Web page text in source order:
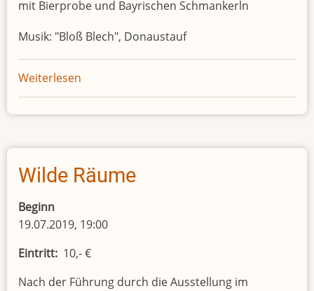
mit Bierprobe und Bayrischen Schmankerln
Musik: "Bloß Blech", Donaustauf
Weiterlesen
Kulinarisch-
literarischer
"Buch
und
Bier"
Wilde Räume
Beginn
19.07.2019, 19:00
Eintritt 10,- €
Nach der Führung durch die Ausstellung im